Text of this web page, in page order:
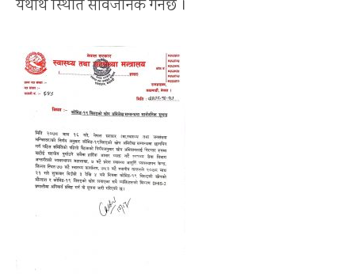
यथार्थ स्थिति सार्वजनिक गर्नेछ ।